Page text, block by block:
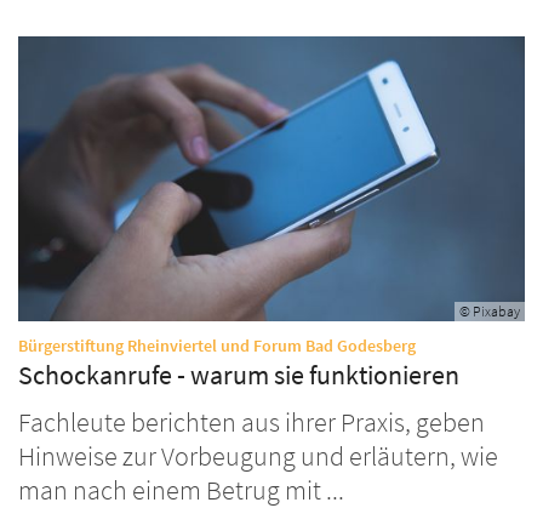
© Pixabay
Bürgerstiftung Rheinviertel und Forum Bad Godesberg:
Schockanrufe - warum sie funktionieren
Fachleute berichten aus ihrer Praxis, geben
Hinweise zur Vorbeugung und erläutern, wie
man nach einem Betrug mit ...